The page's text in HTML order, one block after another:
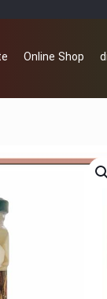
Online Shop